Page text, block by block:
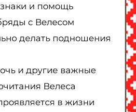
и помощь
с Велесом
делать подношения
и другие важные
Велеса
в жизни